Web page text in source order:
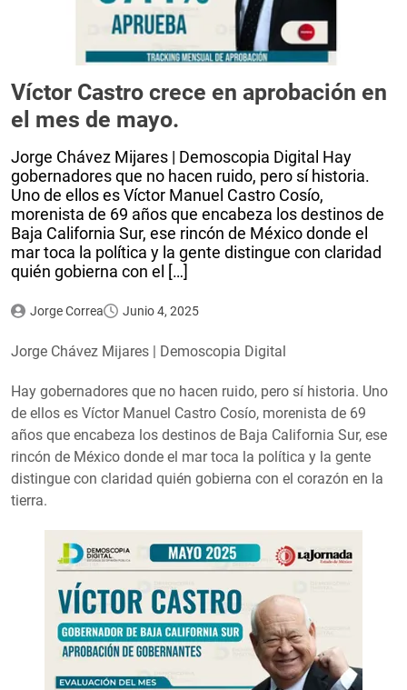
Víctor Castro crece en aprobación en
el mes de mayo.
Jorge Chávez Mijares | Demoscopia Digital Hay
gobernadores que no hacen ruido, pero sí historia.
Uno de ellos es Víctor Manuel Castro Cosío,
morenista de 69 años que encabeza los destinos de
Baja California Sur, ese rincón de México donde el
mar toca la política y la gente distingue con claridad
quién gobierna con el […]
Jorge Correa Junio 4, 2025
Jorge Chávez Mijares | Demoscopia Digital
Hay gobernadores que no hacen ruido, pero sí historia. Uno
de ellos es Víctor Manuel Castro Cosío, morenista de 69
años que encabeza los destinos de Baja California Sur, ese
rincón de México donde el mar toca la política y la gente
distingue con claridad quién gobierna con el corazón en la
tierra.